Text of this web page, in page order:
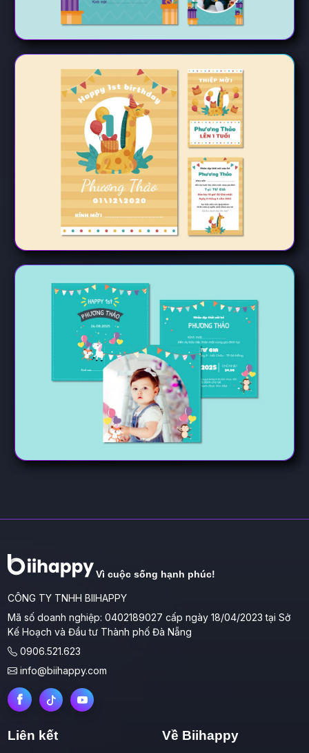
Vì cuộc sống hạnh phúc!
CÔNG TY TNHH BIIHAPPY
Mã số doanh nghiệp: 0402189027 cấp ngày 18/04/2023 tại Sở
Kế Hoạch và Đầu tư Thành phố Đà Nẵng
0906.521.623
info@biihappy.com
Liên kết Về Biihappy